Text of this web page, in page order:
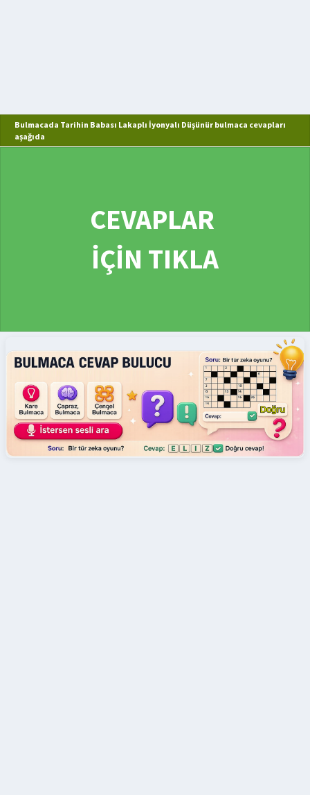
Bulmacada Tarihin Babası Lakaplı İyonyalı Düşünür bulmaca cevapları
aşağıda
CEVAPLAR
İÇİN TIKLA